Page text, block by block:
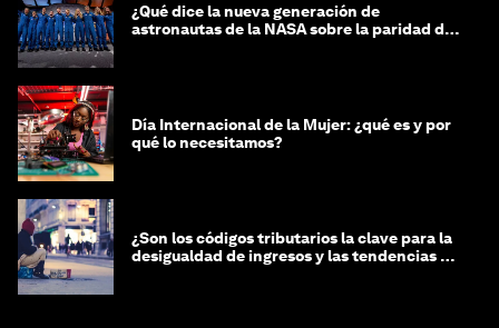
¿Qué dice la nueva generación de
astronautas de la NASA sobre la paridad de
Día Internacional de la Mujer: ¿qué es y por
qué lo necesitamos?
¿Son los códigos tributarios la clave para la
desigualdad de ingresos y las tendencias de